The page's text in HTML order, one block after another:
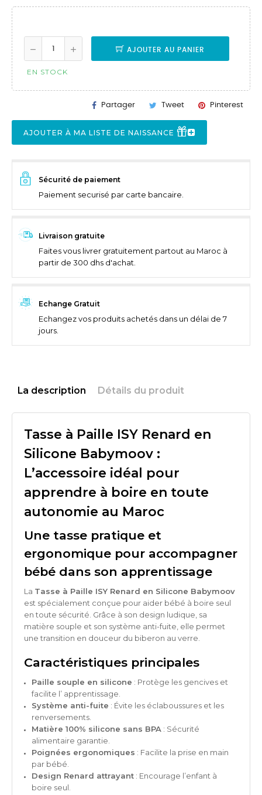
AJOUTER AU PANIER
EN STOCK
Partager Tweet Pinterest
AJOUTER À MA LISTE DE NAISSANCE
Sécurité de paiement
Paiement securisé par carte bancaire.
Livraison gratuite
Faites vous livrer gratuitement partout au Maroc à
partir de 300 dhs d'achat.
Echange Gratuit
Echangez vos produits achetés dans un délai de 7
jours.
La description Détails du produit
Tasse à Paille ISY Renard en
Silicone Babymoov :
L’accessoire idéal pour
apprendre à boire en toute
autonomie au Maroc
Une tasse pratique et
ergonomique pour accompagner
bébé dans son apprentissage
La Tasse à Paille ISY Renard en Silicone Babymoov
est spécialement conçue pour aider bébé à boire seul
en toute sécurité. Grâce à son design ludique, sa
matière souple et son système anti-fuite, elle permet
une transition en douceur du biberon au verre.
Caractéristiques principales
Paille souple en silicone : Protège les gencives et
facilite l’ apprentissage.
Système anti-fuite : Évite les éclaboussures et les
renversements.
Matière 100% silicone sans BPA : Sécurité
alimentaire garantie.
Poignées ergonomiques : Facilite la prise en main
par bébé.
Design Renard attrayant : Encourage l’enfant à
boire seul.